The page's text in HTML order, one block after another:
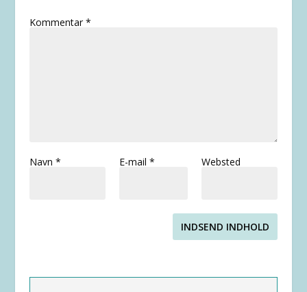
Kommentar*
Navn * E-mail * Websted
INDSEND INDHOLD